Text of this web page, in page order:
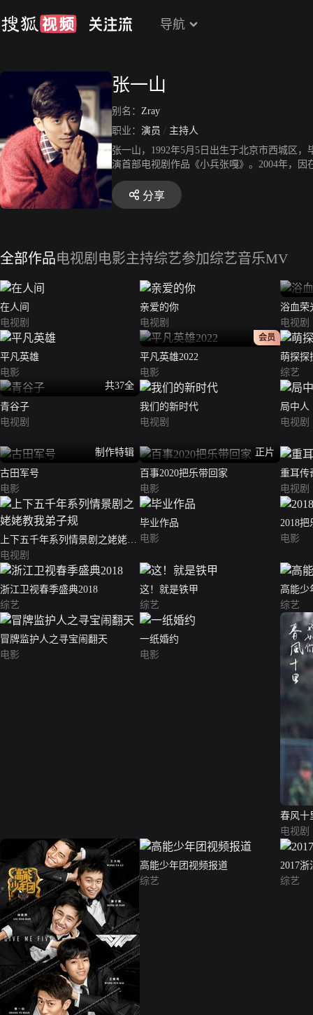
导航
张一山
别名： Zray
职业： 演员 / 主持人
张一山，1992年5月5日出生于北京市西城区
演首部电视剧作品《小兵张嘎》。2004年，
度潜力演艺新人奖。2008年，出演少年励志
0月9日，张一山夺得《舞林大会》的冠军。
演的刑侦网剧《余罪》第一、二季播出，再
分享
全部作品电视剧 电影主持综艺参加综艺音乐MV
在人间
电视剧
亲爱的你
电视剧
浴血荣
电视剧
平凡英雄
电影
正片
会员
平凡英雄2022
电影
萌探探
综艺
共37全
青谷子
电视剧
我们的新时代
电视剧
局中人
电视剧
制作特辑
古田军号
电影
正片
百事2020把乐带回家
电影
重耳传
电视剧
上下五千年系列情景剧之姥姥教
我弟子规
电视剧
毕业作品
电影
2018把
电影
浙江卫视春季盛典2018
综艺
这！就是铁甲
综艺
高能少
综艺
冒牌监护人之寻宝闹翻天
电影
一纸婚约
电影
春风十
电视剧
高能少年团视频报道
综艺
2017
综艺